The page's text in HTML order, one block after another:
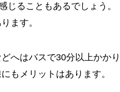
じることもあるでしょう。
ます。
へはバスで30分以上かかり
もメリットはあります。